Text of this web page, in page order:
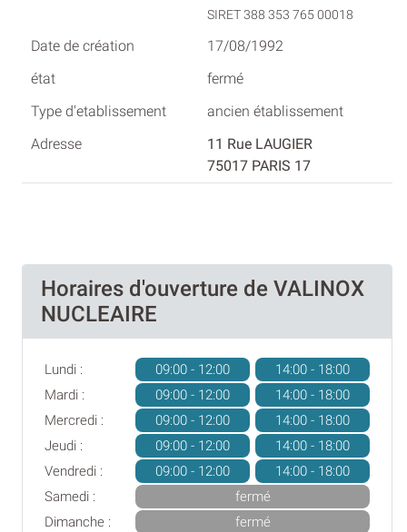
SIRET 388 353 765 00018
17/08/1992
fermé
ancien établissement
11 Rue LAUGIER
75017 PARIS 17
Horaires d'ouverture de VALINOX
NUCLEAIRE
Lundi : 09:00 - 12:00
14:00 - 18:00
Mardi :
09:00 - 12:00
14:00 - 18:00
Mercredi :
09:00 - 12:00
14:00 - 18:00
Jeudi :
09:00 - 12:00
14:00 - 18:00
Vendredi :
09:00 - 12:00
14:00 - 18:00
Samedi :
fermé
Dimanche :
fermé